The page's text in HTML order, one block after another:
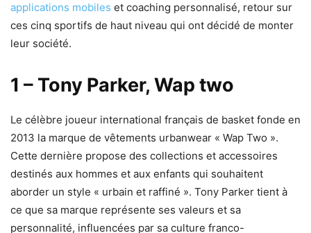
applications mobiles et coaching personnalisé, retour sur
ces cinq sportifs de haut niveau qui ont décidé de monter
leur société.
1 – Tony Parker, Wap two
Le célèbre joueur international français de basket fonde en
2013 la marque de vêtements urbanwear « Wap Two ».
Cette dernière propose des collections et accessoires
destinés aux hommes et aux enfants qui souhaitent
aborder un style « urbain et raffiné ». Tony Parker tient à
ce que sa marque représente ses valeurs et sa
personnalité, influencées par sa culture franco-